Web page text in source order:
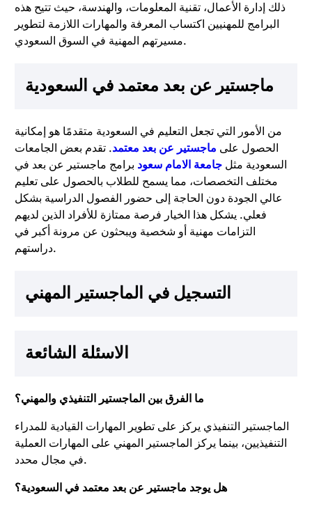
ذلك إدارة الأعمال، تقنية المعلومات، والهندسة، حيث تتيح هذه
البرامج للمهنيين اكتساب المعرفة والمهارات اللازمة لتطوير
مسيرتهم المهنية في السوق السعودي.
ماجستير عن بعد معتمد في السعودية
من الأمور التي تجعل التعليم في السعودية متقدمًا هو إمكانية
الحصول على ماجستير عن بعد معتمد. تقدم بعض الجامعات
السعودية مثل جامعة الامام سعود برامج ماجستير عن بعد في
مختلف التخصصات، مما يسمح للطلاب بالحصول على تعليم
عالي الجودة دون الحاجة إلى حضور الفصول الدراسية بشكل
فعلي. يشكل هذا الخيار فرصة ممتازة للأفراد الذين لديهم
التزامات مهنية أو شخصية ويبحثون عن مرونة أكبر في
دراستهم.
التسجيل في الماجستير المهني
الاسئلة الشائعة
ما الفرق بين الماجستير التنفيذي والمهني؟
الماجستير التنفيذي يركز على تطوير المهارات القيادية للمدراء
التنفيذيين، بينما يركز الماجستير المهني على المهارات العملية
في مجال محدد.
هل يوجد ماجستير عن بعد معتمد في السعودية؟